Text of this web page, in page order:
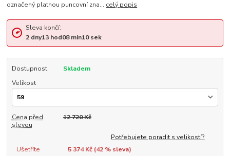
označený platnou puncovní zna... celý popis
Sleva končí:
2 dny13hod08min10sek
Dostupnost
Skladem
Velikost
Cena před
slevou
12 720 Kč
Potřebujete poradit s velikostí?
Ušetříte
5 374 Kč (42% sleva)